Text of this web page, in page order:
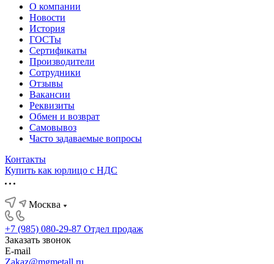
О компании
Новости
История
ГОСТы
Сертификаты
Производители
Сотрудники
Отзывы
Вакансии
Реквизиты
Обмен и возврат
Самовывоз
Часто задаваемые вопросы
Контакты
Купить как юрлицо с НДС
Москва
+7 (985) 080-29-87 Отдел продаж
Заказать звонок
E-mail
Zakaz@mgmetall.ru